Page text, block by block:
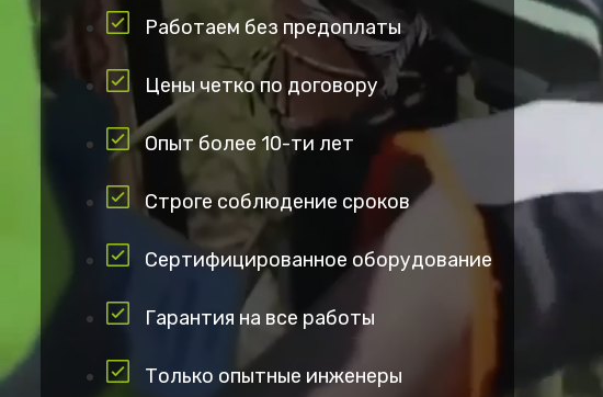
Работаем без предоплаты
Цены четко по договору
Опыт более 10-ти лет
Строге соблюдение сроков
Сертифицированное оборудование
Гарантия на все работы
Только опытные инженеры